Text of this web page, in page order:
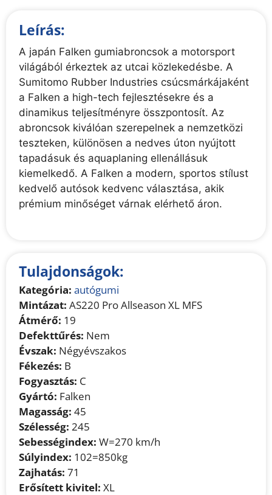
Leírás:
A japán Falken gumiabroncsok a motorsport
világából érkeztek az utcai közlekedésbe. A
Sumitomo Rubber Industries csúcsmárkájaként
a Falken a high-tech fejlesztésekre és a
dinamikus teljesítményre összpontosít. Az
abroncsok kiválóan szerepelnek a nemzetközi
teszteken, különösen a nedves úton nyújtott
tapadásuk és aquaplaning ellenállásuk
kiemelkedő. A Falken a modern, sportos stílust
kedvelő autósok kedvenc választása, akik
prémium minőséget várnak elérhető áron.
Tulajdonságok:
Kategória: autógumi
Mintázat: AS220 Pro Allseason XL MFS
Átmérő: 19
Defekttűrés: Nem
Évszak: Négyévszakos
Fékezés: B
Fogyasztás: C
Gyártó: Falken
Magasság: 45
Szélesség: 245
Sebességindex: W=270 km/h
Súlyindex: 102=850kg
Zajhatás: 71
Erősített kivitel: XL